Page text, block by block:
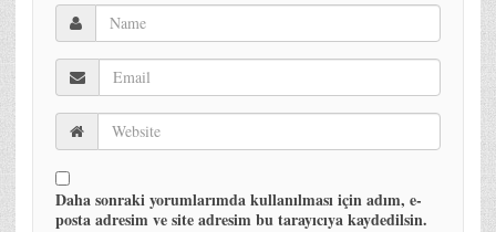
Daha sonraki yorumlarımda kullanılması için adım, e-
posta adresim ve site adresim bu tarayıcıya kaydedilsin.